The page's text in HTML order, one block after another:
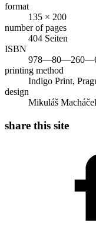
format
135 × 200
number of pages
404 Seiten
ISBN
printing method
Indigo Print,
design
Mikuláš
share this site